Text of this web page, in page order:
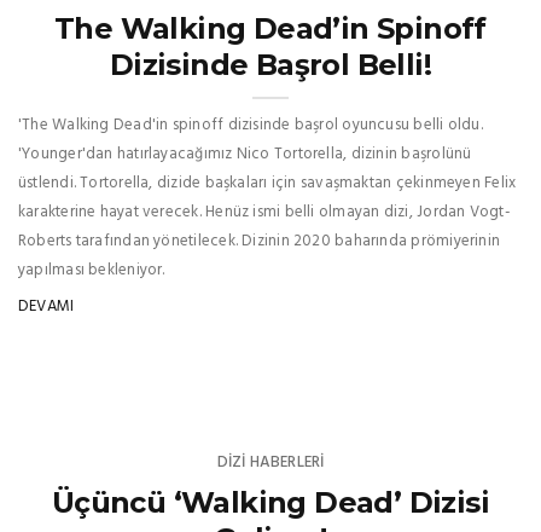
The Walking Dead’in Spinoff
Dizisinde Başrol Belli!
'The Walking Dead'in spinoff dizisinde başrol oyuncusu belli oldu.
'Younger'dan hatırlayacağımız Nico Tortorella, dizinin başrolünü
üstlendi. Tortorella, dizide başkaları için savaşmaktan çekinmeyen Felix
karakterine hayat verecek. Henüz ismi belli olmayan dizi, Jordan Vogt-
Roberts tarafından yönetilecek. Dizinin 2020 baharında prömiyerinin
yapılması bekleniyor.
DEVAMI
DIZI HABERLERI
Üçüncü ‘Walking Dead’ Dizisi